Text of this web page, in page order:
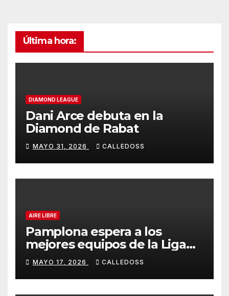
Última hora:
DIAMOND LEAGUE
Dani Arce debuta en la
Diamond de Rabat
MAYO 31, 2026 CALLEDOSS
AIRE LIBRE
Pamplona espera a los
mejores equipos de la Liga
Joma e Iberdrola
MAYO 17, 2026 CALLEDOSS